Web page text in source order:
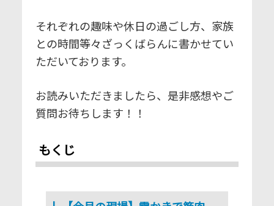
それぞれの趣味や休日の過ごし方、家族
との時間等々ざっくばらんに書かせてい
ただいております。
お読みいただきましたら、是非感想やご
質問お待ちします！！
もくじ